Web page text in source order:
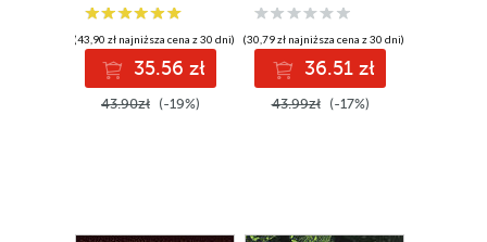
(43,90 zł najniższa cena z 30 dni)
35.56 zł
43.90zł (-19%)
(30,79 zł najniższa cena z 30 dni)
36.51 zł
43.99zł (-17%)